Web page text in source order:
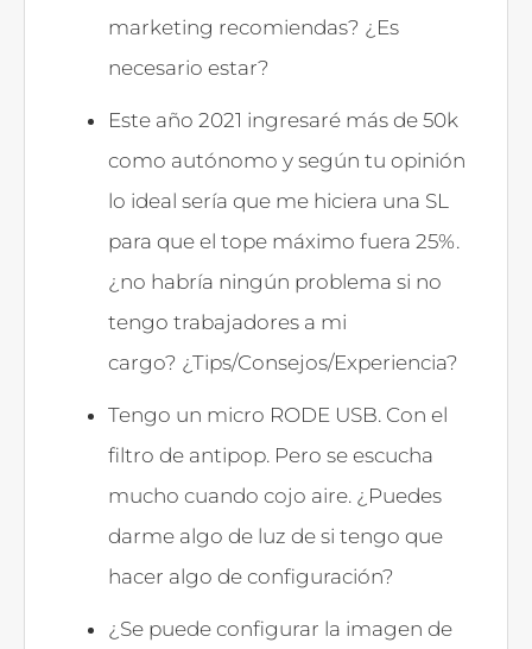
marketing recomiendas? ¿Es
necesario estar?
Este año 2021 ingresaré más de 50k
como autónomo y según tu opinión
lo ideal sería que me hiciera una SL
para que el tope máximo fuera 25%.
¿no habría ningún problema si no
tengo trabajadores a mi
cargo? ¿Tips/Consejos/Experiencia?
Tengo un micro RODE USB. Con el
filtro de antipop. Pero se escucha
mucho cuando cojo aire. ¿Puedes
darme algo de luz de si tengo que
hacer algo de configuración?
¿Se puede configurar la imagen de